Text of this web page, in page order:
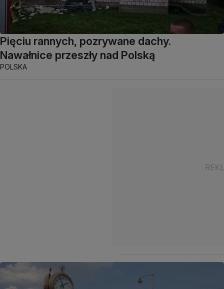
Pięciu rannych, pozrywane dachy.
Nawałnice przeszły nad Polską
POLSKA